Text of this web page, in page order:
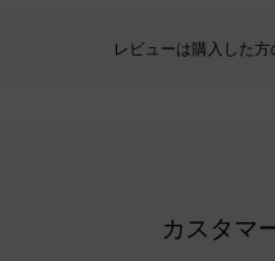
レビューは購入した方
カスタマ